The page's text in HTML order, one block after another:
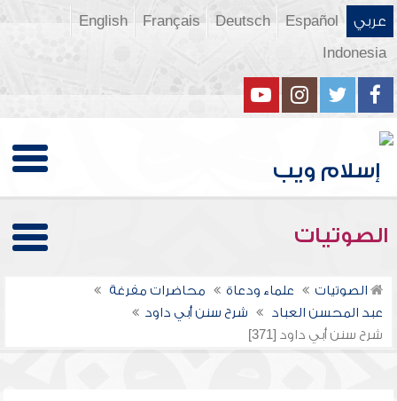
عربي Español
Deutsch
Français
English
Indonesia
الصوتيات
الصوتيات علماء ودعاة
محاضرات مفرغة
عبد المحسن العباد
شرح سنن أبي داود
شرح سنن أبي داود [371]